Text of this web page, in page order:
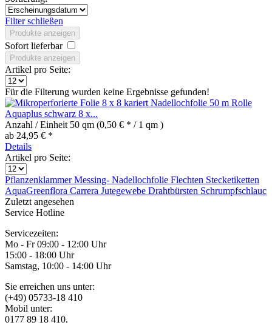
Filter schließen
Produkte anzeigen
Sofort lieferbar
Produkte anzeigen
Artikel pro Seite:
Für die Filterung wurden keine Ergebnisse gefunden!
Nadellochfolie 50 m Rolle
Aquaplus schwarz 8 x...
Anzahl / Einheit 50 qm (0,50 € * / 1 qm )
ab 24,95 € *
Details
Artikel pro Seite:
PflanzenklammerMessing- Nadellochfolie Flechten Stecketiketten
AquaGreenflora Carrera Jutegewebe Drahtbürsten Schrumpfschlauc
Zuletzt angesehen
Service Hotline
Servicezeiten:
Mo - Fr 09:00 - 12:00 Uhr
15:00 - 18:00 Uhr
Samstag, 10:00 - 14:00 Uhr
Sie erreichen uns unter:
(+49) 05733-18 410
Mobil unter:
0177 89 18 410.